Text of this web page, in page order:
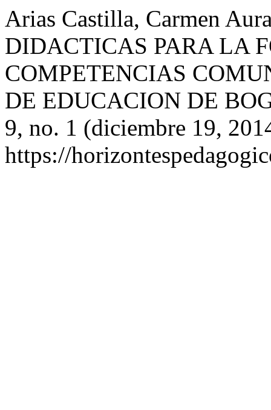
Arias Castilla, Carmen
DIDACTICAS PARA LA
COMPETENCIAS
DE EDUCACION DE
9, no. 1 (diciembre 19,
https://